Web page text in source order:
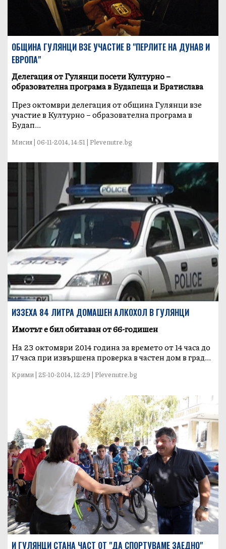
ОБЩИНА ГУЛЯНЦИ ВЗЕ УЧАСТИЕ В "ПЕРЛИТЕ НА ДУНАВ И
ЕВРОПА"
Делегация от Гулянци посети Културно –
образователна програма в Будапеща и Братислава
През октомври делегация от община Гулянци взе
участие в Културно – образователна програма в
Будап...
Мисия | 06-11-2014, 14:51 | Plevenutre.bg
ИЗЗЕХА 84 ЛИТРА ДОМАШЕН АЛКОХОЛ В ГУЛЯНЦИ
Имотът е бил обитаван от 66-годишен
На 23 октомври 2014 година за времето от 14 часа до
17 часа при извършена проверка в частен дом в град...
Крими | 25-10-2014, 12:29 | Plevenutre.bg
И ГУЛЯНЦИ СТАНА ЧАСТ ОТ "ДА СПОРТУВАМЕ ЗАЕДНО"